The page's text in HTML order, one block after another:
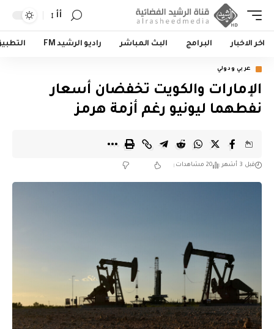
أأ
اخر الاخبار البرامج البث المباشر راديو الرشيد FM
عربي ودولي
الإمارات والكويت تخفضان أسعار
نفطهما ليونيو رغم أزمة هرمز
قبل 3 أشهر 20 مشاهدات